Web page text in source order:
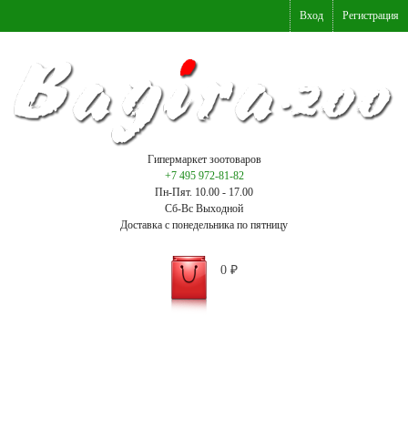
Вход Регистрация
Гипермаркет зоотоваров
+7 495 972-81-82
Пн-Пят. 10.00 - 17.00
Сб-Вс Выходной
Доставка с понедельника по пятницу
0 ₽